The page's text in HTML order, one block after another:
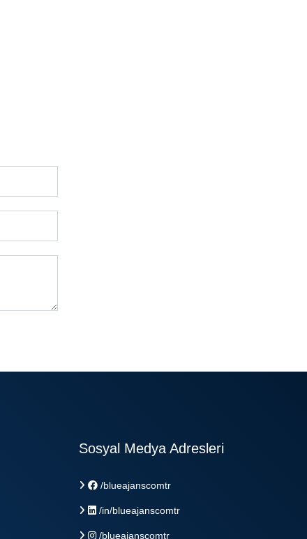
Sosyal Medya Adresleri
/blueajanscomtr
/in/blueajanscomtr
/blueajanscomtr